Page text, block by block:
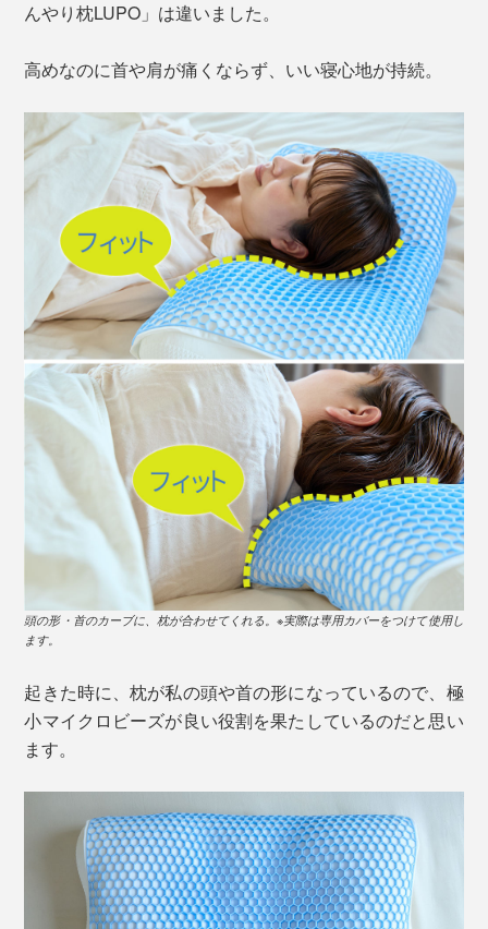
んやり枕LUPO」は違いました。
高めなのに首や肩が痛くならず、いい寝心地が持続。
頭の形・首のカーブに、枕が合わせてくれる。※実際は専用カバーをつけて使用し
ます。
起きた時に、枕が私の頭や首の形になっているので、極
小マイクロビーズが良い役割を果たしているのだと思い
ます。